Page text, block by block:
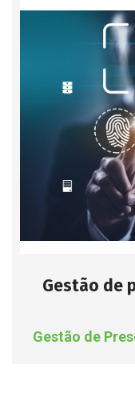
Gestão de
Gestão de